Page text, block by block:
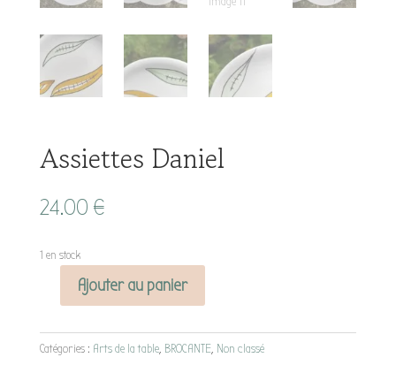
Assiettes Daniel
24.00 €
1 en stock
Assiettes
Daniel
Ajouter au panier
Catégories : Arts de la table, BROCANTE, Non classé